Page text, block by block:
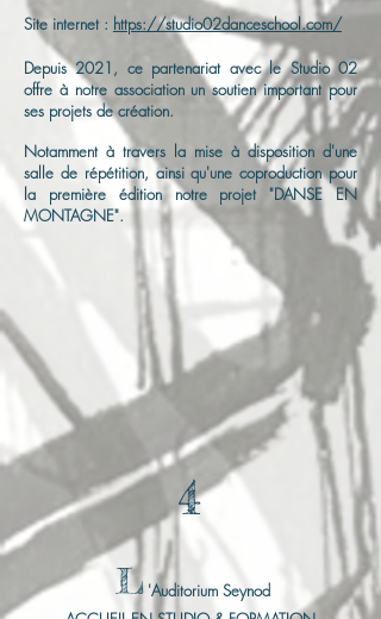
Site internet : https://studio02danceschool.com/
Depuis 2021, ce partenariat avec le Studio 02
offre à notre association un soutien important pour
ses projets de création.
Notamment à travers la mise à disposition d'une
salle de répétition, ainsi qu'une coproduction pour
la première édition notre projet "DANSE EN
MONTAGNE".
4
L 'Auditorium Seynod